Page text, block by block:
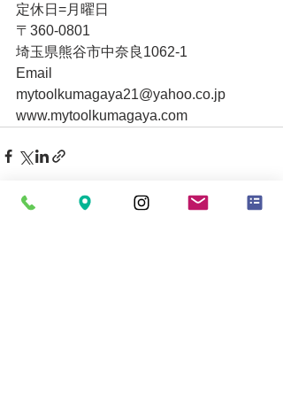
定休日=月曜日
〒360-0801
埼玉県熊谷市中奈良1062-1
Email
mytoolkumagaya21@yahoo.co.jp
www.mytoolkumagaya.com